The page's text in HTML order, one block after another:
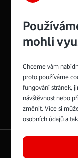
Management
and
mohli
Chceme vám
proto používáme
fungování stránek,
návštěvnost nebo
změnit. Více si
osobních údajůa